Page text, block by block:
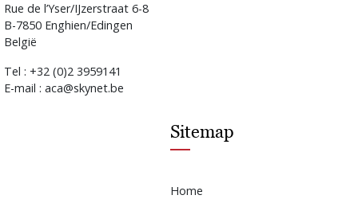
Rue de l’Yser/IJzerstraat 6-8
B-7850 Enghien/Edingen
België
Tel : +32 (0)2 3959141
E-mail : aca@skynet.be
Sitemap
Home